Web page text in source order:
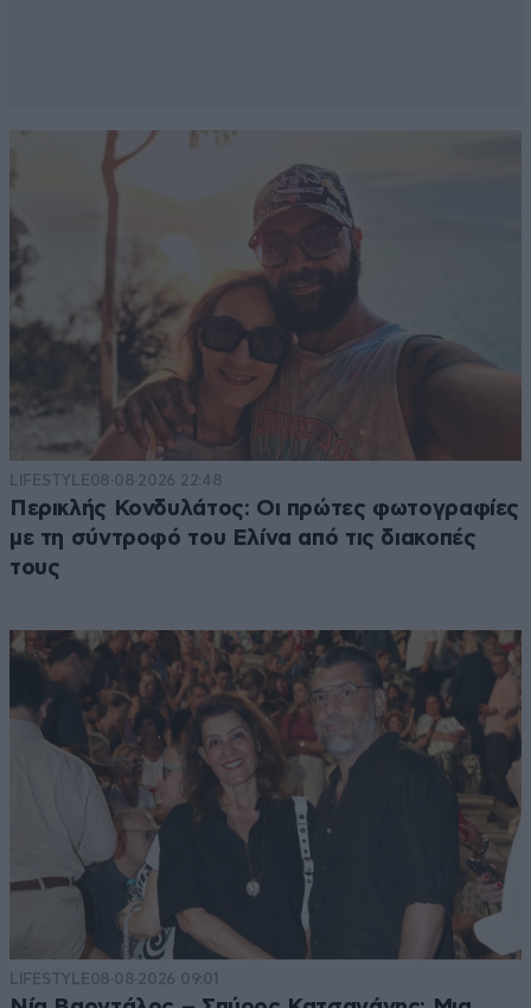
LIFESTYLE08·08·2026 22:48
Περικλής Κονδυλάτος: Οι πρώτες φωτογραφίες
με τη σύντροφό του Ελίνα από τις διακοπές
τους
LIFESTYLE08·08·2026 09:01